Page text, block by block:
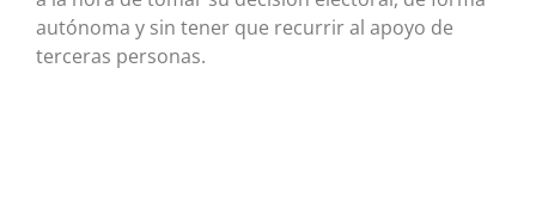
autónoma y sin tener que recurrir al apoyo de
terceras personas.